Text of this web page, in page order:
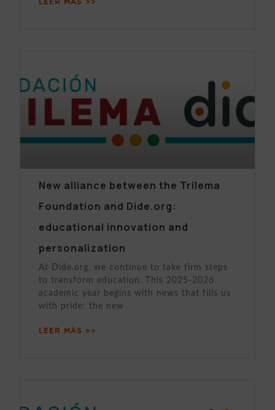
LEER MÁS >>
New alliance between the Trilema
Foundation and Dide.org:
educational innovation and
personalization
At Dide.org, we continue to take firm steps
to transform education. This 2025-2026
academic year begins with news that fills us
with pride: the new
LEER MÁS >>